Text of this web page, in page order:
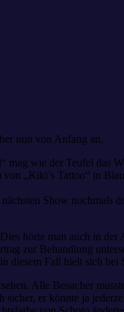
nun von Anfang an.
wie der Teufel das
„Kiki’s Tattoo“ in
Show
hörte man auch in der
zur Behandlung
diesem Fall hielt sich bei
Alle Besucher
er könnte ja